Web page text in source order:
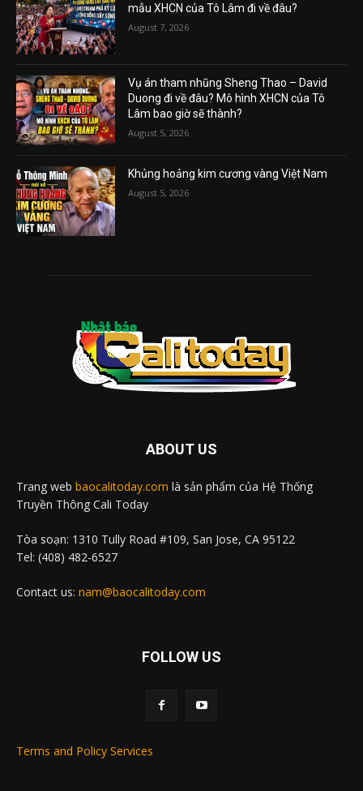
mẫu XHCN của Tô Lâm đi về đâu?
August 7, 2026
Vụ án tham nhũng Sheng Thao – David
Duong đi về đâu? Mô hình XHCN của Tô
Lâm bao giờ sẽ thành?
August 5, 2026
Khủng hoảng kim cương vàng Việt Nam
August 5, 2026
ABOUT US
Trang web baocalitoday.com là sản phẩm của Hệ Thống
Truyền Thông Cali Today
Tòa soạn: 1310 Tully Road #109, San Jose, CA 95122
Tel: (408) 482-6527
Contact us: nam@baocalitoday.com
FOLLOW US
Terms and Policy Services